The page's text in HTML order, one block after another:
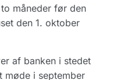
måneder før den
den 1. oktober
af banken i stedet
møde i september